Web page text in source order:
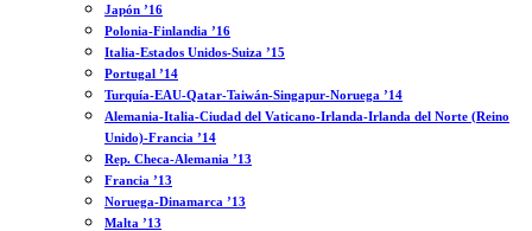
Japón ’16
Polonia-Finlandia ’16
Italia-Estados Unidos-Suiza ’15
Portugal ’14
Turquía-EAU-Qatar-Taiwán-Singapur-Noruega ’14
Alemania-Italia-Ciudad del Vaticano-Irlanda-Irlanda del Norte (Reino
Unido)-Francia ’14
Rep. Checa-Alemania ’13
Francia ’13
Noruega-Dinamarca ’13
Malta ’13